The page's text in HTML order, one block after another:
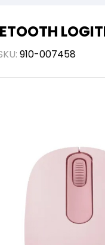
910-007458